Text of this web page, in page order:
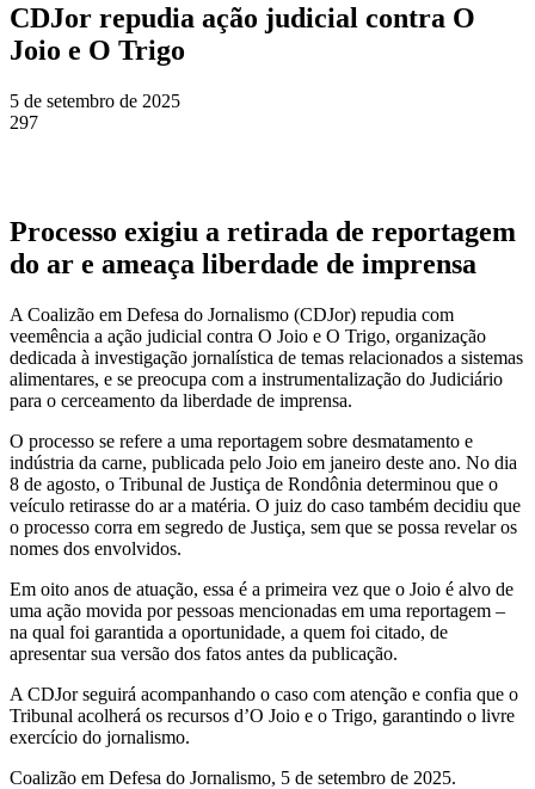
CDJor repudia ação judicial contra O
Joio e O Trigo
5 de setembro de 2025
297
Processo exigiu a retirada de reportagem
do ar e ameaça liberdade de imprensa
A Coalizão em Defesa do Jornalismo (CDJor) repudia com
veemência a ação judicial contra O Joio e O Trigo, organização
dedicada à investigação jornalística de temas relacionados a sistemas
alimentares, e se preocupa com a instrumentalização do Judiciário
para o cerceamento da liberdade de imprensa.
O processo se refere a uma reportagem sobre desmatamento e
indústria da carne, publicada pelo Joio em janeiro deste ano. No dia
8 de agosto, o Tribunal de Justiça de Rondônia determinou que o
veículo retirasse do ar a matéria. O juiz do caso também decidiu que
o processo corra em segredo de Justiça, sem que se possa revelar os
nomes dos envolvidos.
Em oito anos de atuação, essa é a primeira vez que o Joio é alvo de
uma ação movida por pessoas mencionadas em uma reportagem –
na qual foi garantida a oportunidade, a quem foi citado, de
apresentar sua versão dos fatos antes da publicação.
A CDJor seguirá acompanhando o caso com atenção e confia que o
Tribunal acolherá os recursos d’O Joio e o Trigo, garantindo o livre
exercício do jornalismo.
Coalizão em Defesa do Jornalismo, 5 de setembro de 2025.